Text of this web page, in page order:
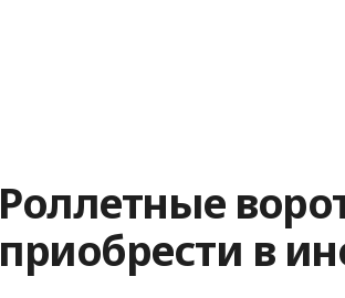
Роллетные
приобрести в